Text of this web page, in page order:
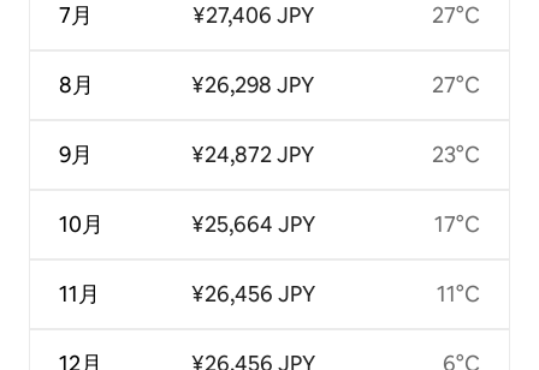
7月
8月
9月
10月
11月
12月
¥27,406 JPY
¥26,298 JPY
¥24,872 JPY
¥25,664 JPY
¥26,456 JPY
¥26,456 JPY
27°C
27°C
23°C
17°C
11°C
6°C